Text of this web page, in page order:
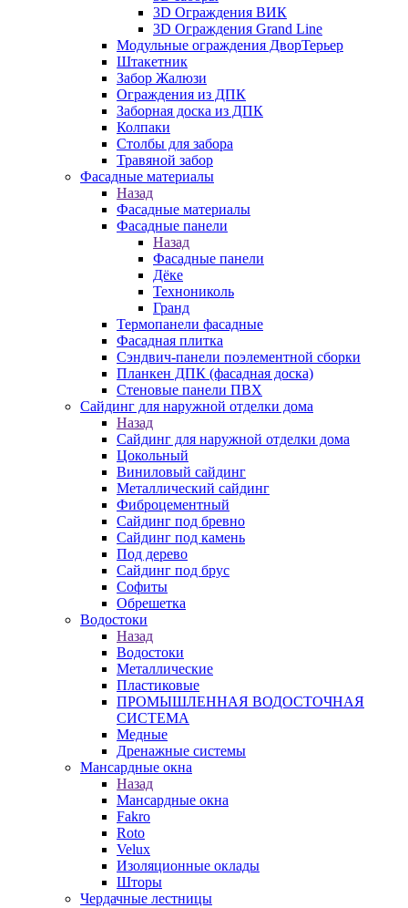
3D Ограждения ВИК
3D Ограждения Grand Line
Модульные ограждения ДворТерьер
Штакетник
Забор Жалюзи
Ограждения из ДПК
Заборная доска из ДПК
Колпаки
Столбы для забора
Травяной забор
Фасадные материалы
Назад
Фасадные материалы
Фасадные панели
Назад
Фасадные панели
Дёке
Технониколь
Гранд
Термопанели фасадные
Фасадная плитка
Сэндвич-панели поэлементной сборки
Планкен ДПК (фасадная доска)
Стеновые панели ПВХ
Сайдинг для наружной отделки дома
Назад
Сайдинг для наружной отделки дома
Цокольный
Виниловый сайдинг
Металлический сайдинг
Фиброцементный
Сайдинг под бревно
Сайдинг под камень
Под дерево
Сайдинг под брус
Софиты
Обрешетка
Водостоки
Назад
Водостоки
Металлические
Пластиковые
ПРОМЫШЛЕННАЯ ВОДОСТОЧНАЯ
СИСТЕМА
Медные
Дренажные системы
Мансардные окна
Назад
Мансардные окна
Fakro
Roto
Velux
Изоляционные оклады
Шторы
Чердачные лестницы